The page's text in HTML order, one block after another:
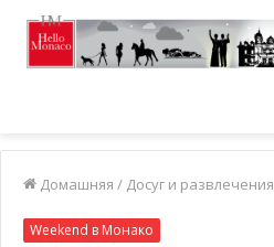
Домашняя / Досуг и развлечения
Weekend в Монако